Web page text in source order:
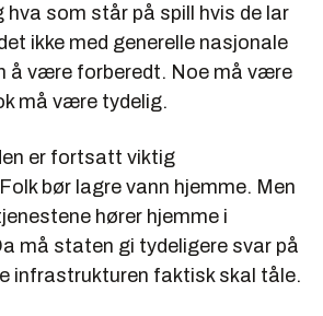
hva som står på spill hvis de lar
ikke med generelle nasjonale
å være forberedt. Noe må være
må være tydelig.
er fortsatt viktig
bør lagre vann hjemme. Men
hører hjemme i
må staten gi tydeligere svar på
infrastrukturen faktisk skal tåle.